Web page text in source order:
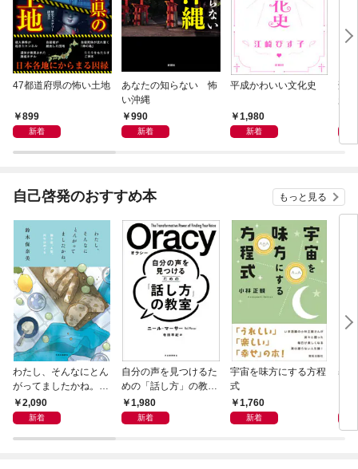
47都道府県の怖い土地
899
新着
あなたの知らない 怖
い沖縄
990
新着
平成かわいい文化史
1,980
新着
刑
自己啓発のおすすめ本 もっと見る
わたし、そんなにとん
がってましたかね。
獅子座、Ａ型、丙午は
めぐる
2,090
新着
自分の声を見つけるた
めの「話し方」の教
室 Ｏｒａｃｙ（オラ
シー）
1,980
新着
宇宙を味方にする方程
式
1,760
新着
基